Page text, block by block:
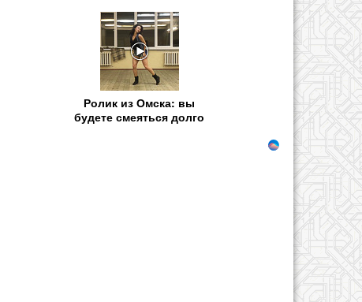
Ролик из Омска: вы
будете смеяться долго